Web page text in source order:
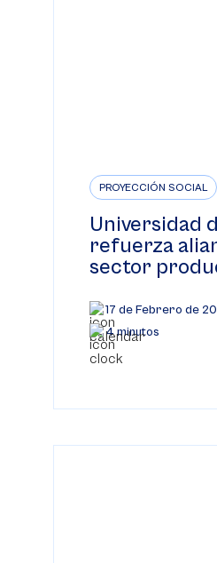
PROYECCIÓN SOCIAL
Universidad
refuerza
sector
17 de Febrero de
4 minutos